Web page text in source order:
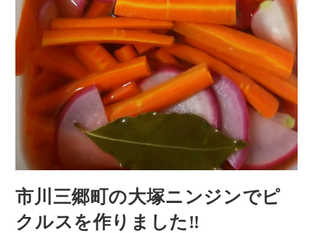
市川三郷町の大塚ニンジンでピ
クルスを作りました‼